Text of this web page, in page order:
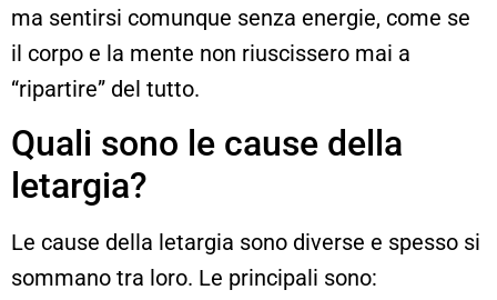
ma sentirsi comunque senza energie, come se
il corpo e la mente non riuscissero mai a
“ripartire” del tutto.
Quali sono le cause della
letargia?
Le cause della letargia sono diverse e spesso si
sommano tra loro. Le principali sono: